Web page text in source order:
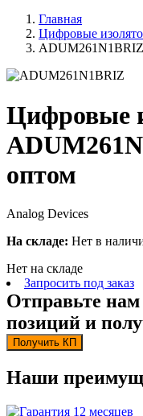
Главная
Цифровые
ADUM261N1BRIZ
Цифровые
оптом
Analog Devices
На складе: Нет в
Нет на складе
Запросить под заказ
Отправьте
позиций и
Получить КП
Наши